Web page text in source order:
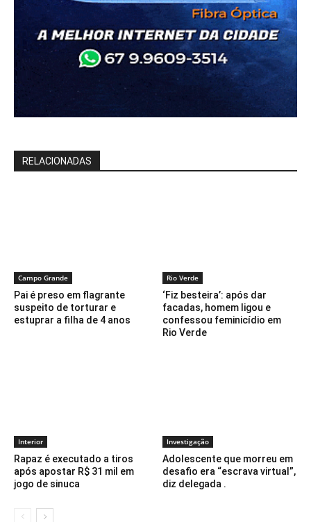
RELACIONADAS
Campo Grande
Pai é preso em flagrante
suspeito de torturar e
estuprar a filha de 4 anos
Rio Verde
‘Fiz besteira’: após dar
facadas, homem ligou e
confessou feminicídio em
Rio Verde
Interior
Rapaz é executado a tiros
após apostar R$ 31 mil em
jogo de sinuca
Investigação
Adolescente que morreu em
desafio era “escrava virtual”,
diz delegada .